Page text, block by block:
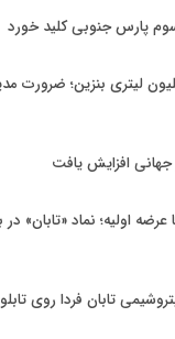
سوم پارس جنوبی کلید خورد
ناترازی ۱۰ میلیون لیتری بنزین؛
افزایش یافت
عرضه اولیه؛ نماد «تابان»
تابان فردا روی